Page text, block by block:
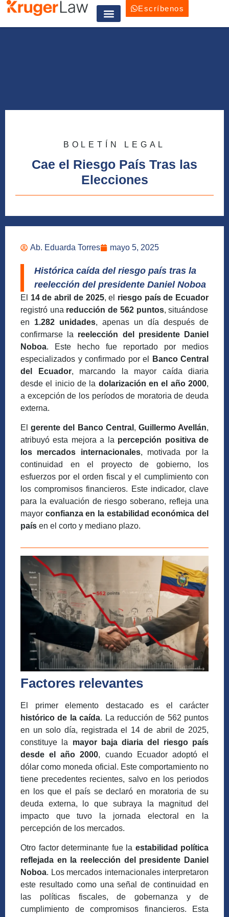
Escríbenos
BOLETÍN LEGAL
Cae el Riesgo País Tras las
Elecciones
Ab. Eduarda Torres mayo 5, 2025
Histórica caída del riesgo país tras la
reelección del presidente Daniel Noboa
El 14 de abril de 2025, el riesgo país de Ecuador
registró una reducción de 562 puntos, situándose
en 1.282 unidades, apenas un día después de
confirmarse la reelección del presidente Daniel
Noboa. Este hecho fue reportado por medios
especializados y confirmado por el
Banco Central
del Ecuador, marcando la mayor caída diaria
desde el inicio de la dolarización en el año 2000,
a excepción de los períodos de moratoria de deuda
externa.
Elgerente del Banco Central , Guillermo Avellán,
atribuyó esta mejora a la percepción positiva de
los mercados internacionales, motivada por la
continuidad en el proyecto de gobierno, los
esfuerzos por el orden fiscal y el cumplimiento con
los compromisos financieros. Este indicador, clave
para la evaluación de riesgo soberano, refleja una
mayor confianza en la estabilidad económica del
país en el corto y mediano plazo.
Factores relevantes
El primer elemento destacado es el carácter
histórico de la caída. La reducción de 562 puntos
en un solo día, registrada el 14 de abril de 2025,
constituye la mayor baja diaria del riesgo país
desde el año 2000, cuando Ecuador adoptó el
dólar como moneda oficial. Este comportamiento no
tiene precedentes recientes, salvo en los periodos
en los que el país se declaró en moratoria de su
deuda externa, lo que subraya la magnitud del
impacto que tuvo la jornada electoral en la
percepción de los mercados.
Otro factor determinante fue la estabilidad política
reflejada en la reelección del presidente Daniel
Noboa. Los mercados internacionales interpretaron
este resultado como una señal de continuidad en
las políticas fiscales, de gobernanza y de
cumplimiento de compromisos financieros. Esta